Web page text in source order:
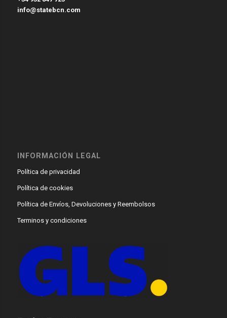
Política de cookies
Política de Envíos, Devoluciones y Reembolsos
Terminos y condiciones
Envíos Express.
Envíos a península y Portugal en 24/72 h.